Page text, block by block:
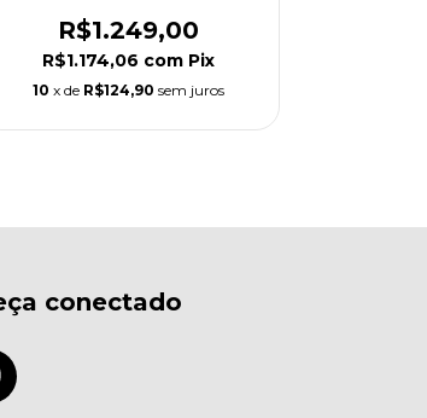
R$1.249,00
R$1.174,06 com Pix
10 x de R$124,90 sem juros
conectado